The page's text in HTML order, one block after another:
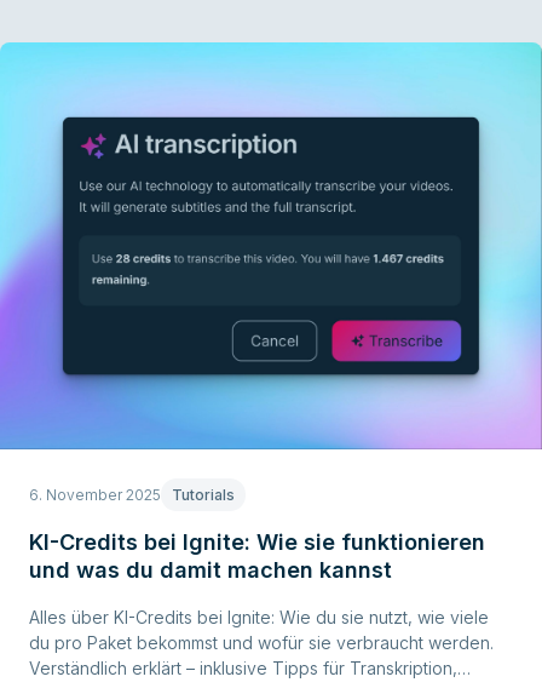
6. November 2025 Tutorials
KI-Credits bei Ignite: Wie sie funktionieren
und was du damit machen kannst
Alles über KI-Credits bei Ignite: Wie du sie nutzt, wie viele
du pro Paket bekommst und wofür sie verbraucht werden.
Verständlich erklärt – inklusive Tipps für Transkription,